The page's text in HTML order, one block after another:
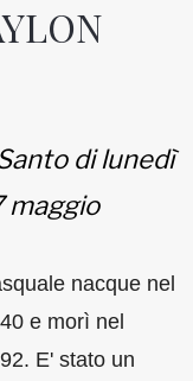
di lunedì
maggio
nacque nel
e morì nel
E' stato un